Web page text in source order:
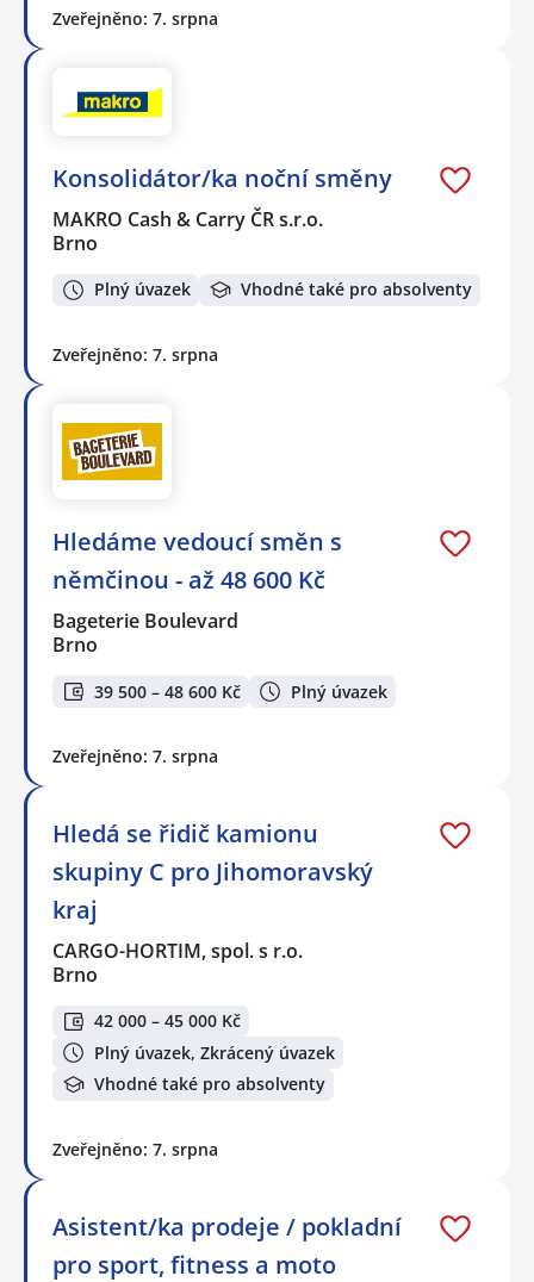
Zveřejněno: 7. srpna
Konsolidátor/ka noční směny
MAKRO Cash & Carry ČR s.r.o.
Brno
Plný úvazek Vhodné také pro absolventy
Zveřejněno: 7. srpna
Hledáme vedoucí směn s
němčinou - až 48 600 Kč
Bageterie Boulevard
Brno
39 500 – 48 600 Kč Plný úvazek
Zveřejněno: 7. srpna
Hledá se řidič kamionu
skupiny C pro Jihomoravský
kraj
CARGO-HORTIM, spol. s r.o.
Brno
42 000 – 45 000 Kč
Plný úvazek, Zkrácený úvazek
Vhodné také pro absolventy
Zveřejněno: 7. srpna
Asistent/ka prodeje / pokladní
pro sport, fitness a moto